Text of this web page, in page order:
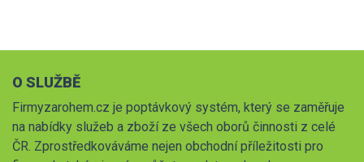
O SLUŽBĚ
Firmyzarohem.cz je poptávkový systém, který se zaměřuje
na nabídky služeb a zboží ze všech oborů činnosti z celé
ČR. Zprostředkováváme nejen obchodní příležitosti pro